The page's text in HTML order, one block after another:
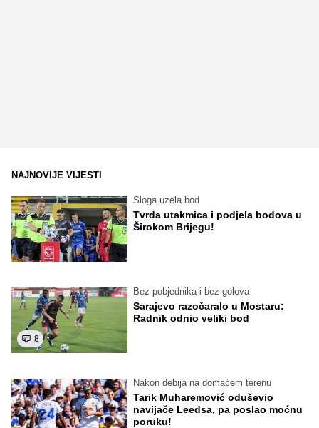
NAJNOVIJE VIJESTI
Sloga uzela bod
Tvrda utakmica i podjela bodova u
Širokom Brijegu!
8
Bez pobjednika i bez golova
Sarajevo razočaralo u Mostaru:
Radnik odnio veliki bod
Nakon debija na domaćem terenu
Tarik Muharemović oduševio
navijače Leedsa, pa poslao moćnu
poruku!